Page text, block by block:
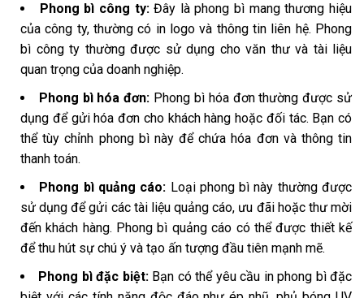
Phong bì công ty:Đây là phong bì mang thương hiệu
của công ty, thường có in logo và thông tin liên hệ. Phong
bì công ty thường được sử dụng cho văn thư và tài liệu
quan trọng của doanh nghiệp.
Phong bì hóa đơn: Phong bì hóa đơn thường được sử
dụng để gửi hóa đơn cho khách hàng hoặc đối tác. Bạn có
thể tùy chỉnh phong bì này để chứa hóa đơn và thông tin
thanh toán.
Phong bì quảng cáo: Loại phong bì này thường được
sử dụng để gửi các tài liệu quảng cáo, ưu đãi hoặc thư mời
đến khách hàng. Phong bì quảng cáo có thể được thiết kế
để thu hút sự chú ý và tạo ấn tượng đầu tiên mạnh mẽ.
Phong bì đặc biệt: Bạn có thể yêu cầu in phong bì đặc